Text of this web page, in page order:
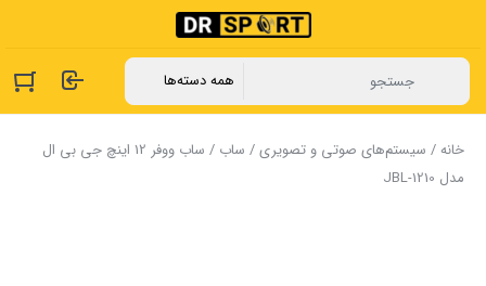
خانه/ سیستم‌های صوتی و تصویری/ ساب
/ ساب ووفر 12 اینچ جی بی ال
مدل JBL-1210